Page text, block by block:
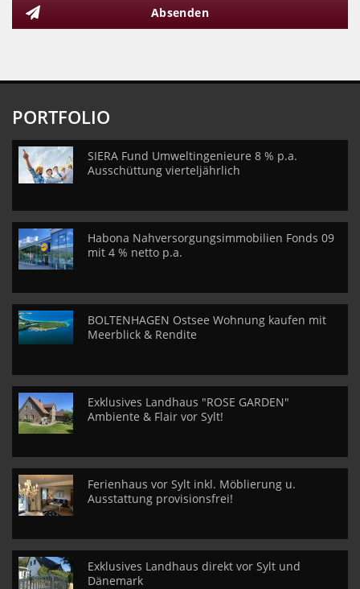
Absenden
PORTFOLIO
SIERA Fund Umweltingenieure 8 % p.a.
Ausschüttung vierteljährlich
Habona Nahversorgungsimmobilien Fonds 09
mit 4 % netto p.a.
BOLTENHAGEN Ostsee Wohnung kaufen mit
Meerblick & Rendite
Exklusives Landhaus "ROSE GARDEN"
Ambiente & Flair vor Sylt!
Ferienhaus vor Sylt inkl. Möblierung u.
Ausstattung provisionsfrei!
Exklusives Landhaus direkt vor Sylt und
Dänemark